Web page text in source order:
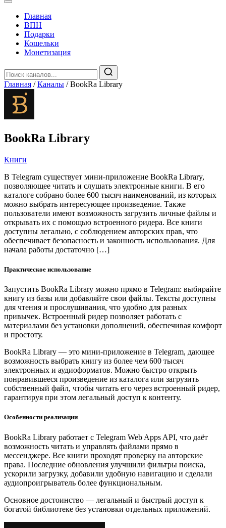
Главная
️ВПН
Подарки
Кошельки
Монетизация
Главная / Каналы / BookRa Library
BookRa Library
Книги
В Telegram существует мини-приложение BookRa Library,
позволяющее читать и слушать электронные книги. В его
каталоге собрано более 600 тысяч наименований, из которых
можно выбрать интересующее произведение. Также
пользователи имеют возможность загрузить личные файлы и
открывать их с помощью встроенного ридера. Все книги
доступны легально, с соблюдением авторских прав, что
обеспечивает безопасность и законность использования. Для
начала работы достаточно […]
Практическое использование
Запустить BookRa Library можно прямо в Telegram: выбирайте
книгу из базы или добавляйте свои файлы. Тексты доступны
для чтения и прослушивания, что удобно для разных
привычек. Встроенный ридер позволяет работать с
материалами без установки дополнений, обеспечивая комфорт
и простоту.
BookRa Library — это мини-приложение в Telegram, дающее
возможность выбрать книгу из более чем 600 тысяч
электронных и аудиоформатов. Можно быстро открыть
понравившееся произведение из каталога или загрузить
собственный файл, чтобы читать его через встроенный ридер,
гарантируя при этом легальный доступ к контенту.
Особенности реализации
BookRa Library работает с Telegram Web Apps API, что даёт
возможность читать и управлять файлами прямо в
мессенджере. Все книги проходят проверку на авторские
права. Последние обновления улучшили фильтры поиска,
ускорили загрузку, добавили удобную навигацию и сделали
аудиопроигрыватель более функциональным.
Основное достоинство — легальный и быстрый доступ к
богатой библиотеке без установки отдельных приложений.